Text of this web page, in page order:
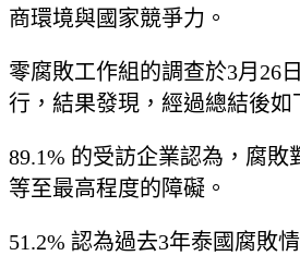
商環境與國家競爭力。
零腐敗工作組的調查於3月26
行，結果發現，經過總結後如
89.1% 的受訪企業認為，腐敗
等至最高程度的障礙。
51.2% 認為過去3年泰國腐敗